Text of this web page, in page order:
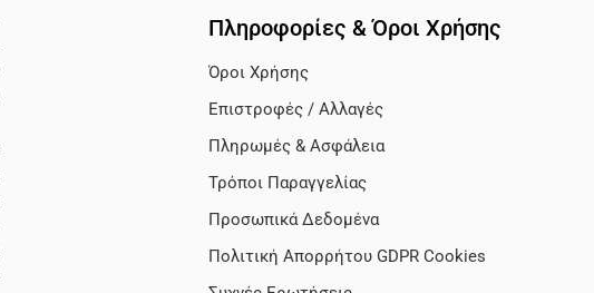
Πληροφορίες & Όροι Χρήσης
Όροι Χρήσης
Επιστροφές / Αλλαγές
Πληρωμές & Ασφάλεια
Τρόποι Παραγγελίας
Προσωπικά Δεδομένα
Πολιτική Απορρήτου GDPR Cookies